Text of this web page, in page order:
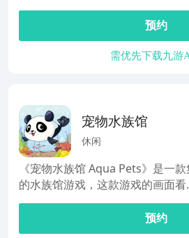
预约
需优先下载九游
宠物水族馆
休闲
《宠物水族馆 Aqua Pets》是一
的水族馆游戏，这款游戏的画面看
预约